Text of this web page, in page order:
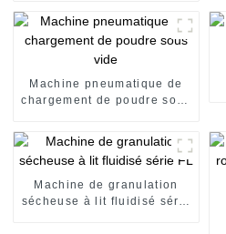
automatique de comprimés
et de gélules
Machine pneumatique de
chargement de poudre sous
Machine de granulation
sécheuse à lit fluidisé série